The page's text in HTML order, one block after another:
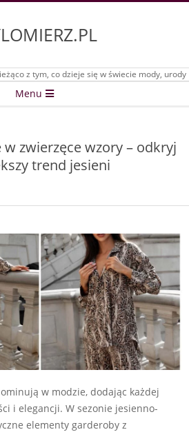
z tym, co dzieje się w świecie mody, urody
Menu
zwierzęce wzory – odkryj
trend jesieni
w modzie, dodając każdej
i elegancji. W sezonie jesienno-
elementy garderoby z